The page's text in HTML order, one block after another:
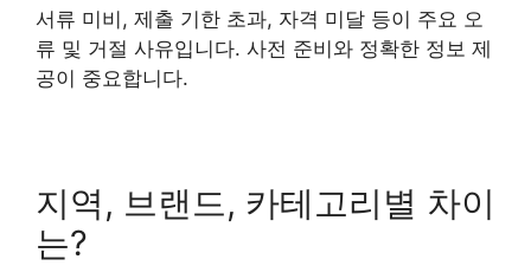
서류 미비, 제출 기한 초과, 자격 미달 등이 주요 오
류 및 거절 사유입니다. 사전 준비와 정확한 정보 제
공이 중요합니다.
지역, 브랜드, 카테고리별 차이
는?